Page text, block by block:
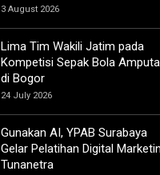
3 August 2026
Lima Tim Wakili Jatim pada
Kompetisi Sepak Bola
di Bogor
24 July 2026
Gunakan AI, YPAB Surabaya
Gelar Pelatihan Digital
Tunanetra